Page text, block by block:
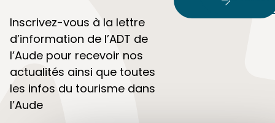
Inscrivez-vous à la lettre
d’information de l’ADT de
l’Aude pour recevoir nos
actualités ainsi que toutes
les infos du tourisme dans
l’Aude